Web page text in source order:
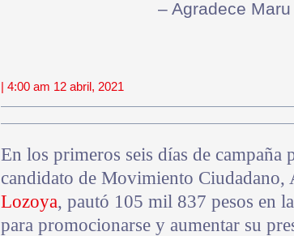
– Agradece
| 4:00 am 12 abril, 2021
En los primeros seis días de campaña
candidato de Movimiento Ciudadano,
Lozoya, pautó 105 mil 837 pesos en
para promocionarse y aumentar su